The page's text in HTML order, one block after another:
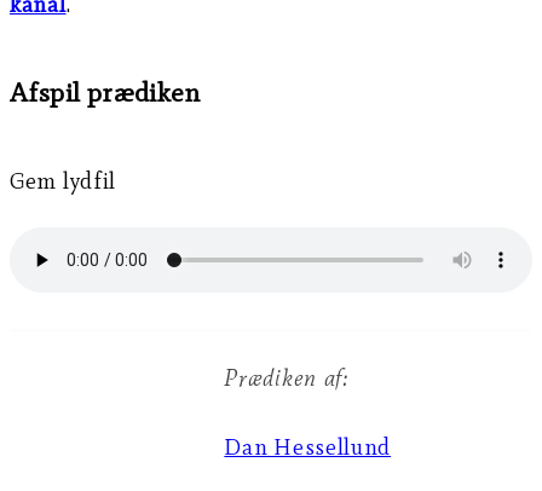
Afspil prædiken
Gem lydfil
Prædiken af:
Dan Hessellund